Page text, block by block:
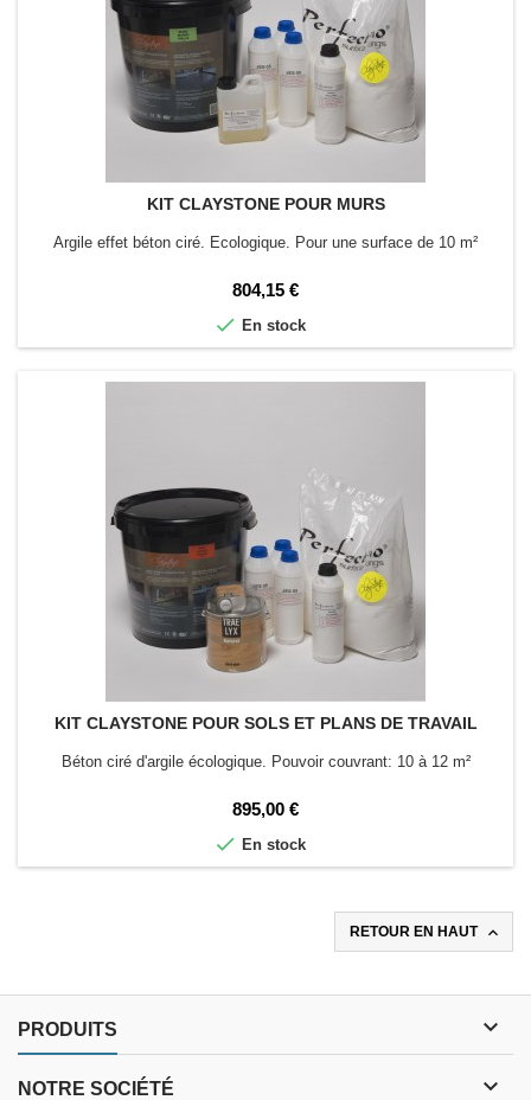
KIT CLAYSTONE POUR MURS
Argile effet béton ciré. Ecologique. Pour une surface de 10 m²
Prix
804,15 €
 En stock
KIT CLAYSTONE POUR SOLS ET PLANS DE TRAVAIL
Béton ciré d'argile écologique. Pouvoir couvrant: 10 à 12 m²
Prix
895,00 €
 En stock
RETOUR EN HAUT 
PRODUITS 
NOTRE SOCIÉTÉ 